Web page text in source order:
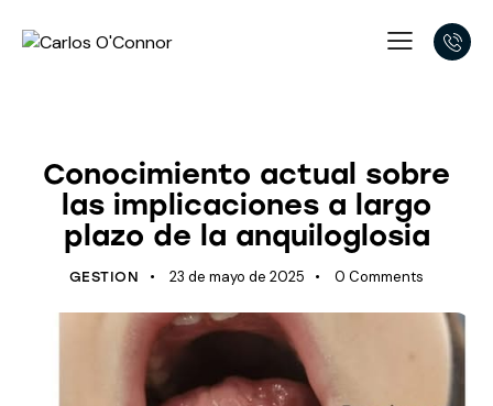
Conocimiento actual sobre
las implicaciones a largo
plazo de la anquiloglosia
GESTION 23 de mayo de 2025 0 Comments